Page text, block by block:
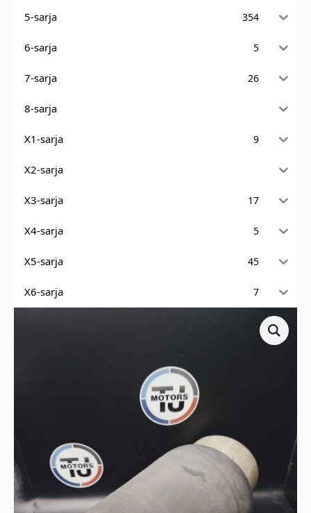
5-sarja 354
6-sarja 5
7-sarja 26
8-sarja
X1-sarja 9
X2-sarja
X3-sarja 17
X4-sarja 5
X5-sarja 45
X6-sarja 7